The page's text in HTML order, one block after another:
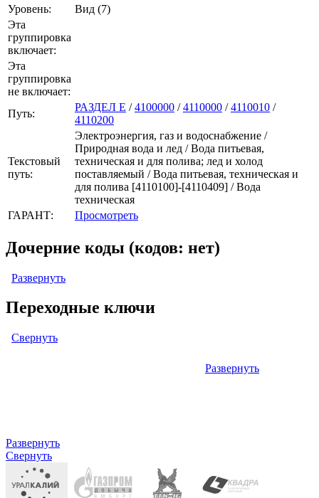
Уровень:
Вид (7)
Эта
группировка
включает:
Эта
группировка
не включает:
Путь:
РАЗДЕЛ E /4100000 /4110000 /4110010 /
4110200
Текстовый
путь:
Электроэнергия, газ и водоснабжение /
Природная вода и лед / Вода питьевая,
техническая и для полива; лед и холод
поставляемый / Вода питьевая, техническая и
для полива [4110100]-[4110409] / Вода
техническая
ГАРАНТ:
Просмотреть
Дочерние коды (кодов: нет)
Развернуть
Переходные ключи
Свернуть
Развернуть
Развернуть
Свернуть